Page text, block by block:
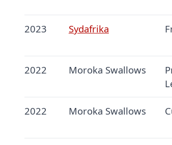
2023 Sydafrika
2022 Moroka Swallows
2022 Moroka Swallows